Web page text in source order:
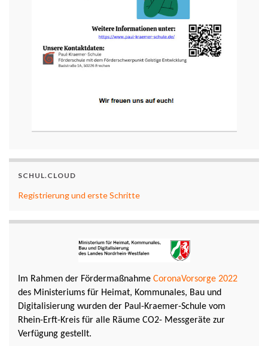
SCHUL.CLOUD
Registrierung und erste Schritte
Im Rahmen der Fördermaßnahme CoronaVorsorge 2022
des Ministeriums für Heimat, Kommunales, Bau und
Digitalisierung wurden der Paul-Kraemer-Schule vom
Rhein-Erft-Kreis für alle Räume CO2- Messgeräte zur
Verfügung gestellt.